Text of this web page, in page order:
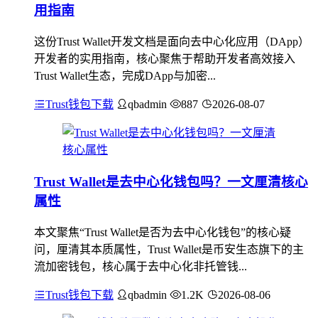
用指南
这份Trust Wallet开发文档是面向去中心化应用（DApp）
开发者的实用指南，核心聚焦于帮助开发者高效接入
Trust Wallet生态，完成DApp与加密...
Trust钱包下载 qbadmin 887 2026-08-07
Trust Wallet是去中心化钱包吗？一文厘清核心
属性
本文聚焦“Trust Wallet是否为去中心化钱包”的核心疑
问，厘清其本质属性，Trust Wallet是币安生态旗下的主
流加密钱包，核心属于去中心化非托管钱...
Trust钱包下载 qbadmin 1.2K 2026-08-06